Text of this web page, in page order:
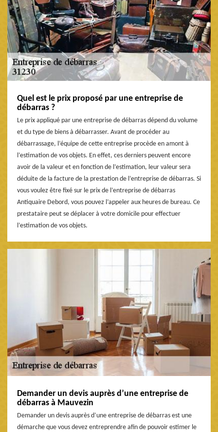
Quel est le prix proposé par une entreprise de
débarras ?
Le prix appliqué par une entreprise de débarras dépend du volume
et du type de biens à débarrasser. Avant de procéder au
débarrassage, l’équipe de cette entreprise procède en amont à
l’estimation de vos objets. En effet, ces derniers peuvent encore
avoir de la valeur et en fonction de l’estimation, leur valeur sera
déduite de la facture de la prestation de l’entreprise de débarras. Si
vous voulez être fixé sur le prix de l’entreprise de débarras
Antiquaire Debord, vous pouvez l’appeler aux heures de bureau. Ce
prestataire peut se déplacer à votre domicile pour effectuer
l’estimation de vos objets.
Demander un devis auprès d’une entreprise de
débarras à Mauvezin
Demander un devis auprès d’une entreprise de débarras est une
démarche que vous devez entreprendre afin de pouvoir estimer le